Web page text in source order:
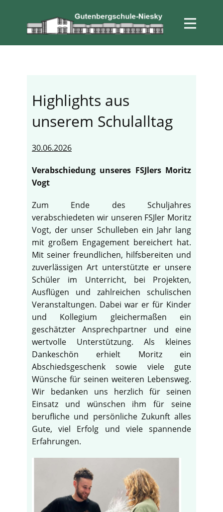
Highlights aus
unserem Schulalltag
30.06.2026
Verabschiedung unseres FSJlers Moritz
Vogt
Zum Ende des Schuljahres
verabschiedeten wir unseren FSJler Moritz
Vogt, der unser Schulleben ein Jahr lang
mit großem Engagement bereichert hat.
Mit seiner freundlichen, hilfsbereiten und
zuverlässigen Art unterstützte er unsere
Schüler im Unterricht, bei Projekten,
Ausflügen und zahlreichen schulischen
Veranstaltungen. Dabei war er für Kinder
und Kollegium gleichermaßen ein
geschätzter Ansprechpartner und eine
wertvolle Unterstützung. Als kleines
Dankeschön erhielt Moritz ein
Abschiedsgeschenk sowie viele gute
Wünsche für seinen weiteren Lebensweg.
Wir bedanken uns herzlich für seinen
Einsatz und wünschen ihm für seine
berufliche und persönliche Zukunft alles
Gute, viel Erfolg und viele spannende
Erfahrungen.